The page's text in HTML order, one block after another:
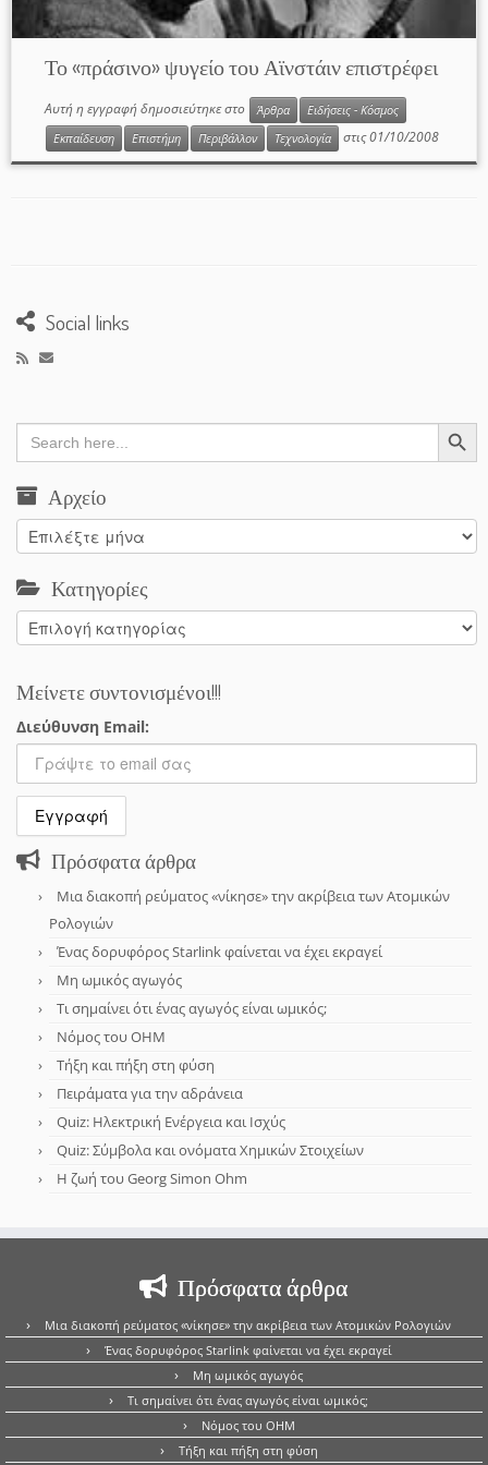
Το «πράσινο» ψυγείο του Αϊνστάιν επιστρέφει
Αυτή η εγγραφή δημοσιεύτηκε στο Άρθρα
Ειδήσεις - Κόσμος
Εκπαίδευση
Επιστήμη Περιβάλλον Τεχνολογία στις01/10/2008
Social links
Search
for:
Search Button
Αρχείο
Αρχείο
Κατηγορίες
Κατηγορίες
Μείνετε συντονισμένοι!!!
Διεύθυνση Email:
Πρόσφατα άρθρα
Μια διακοπή ρεύματος «νίκησε» την ακρίβεια των Ατομικών
Ρολογιών
Ένας δορυφόρος Starlink φαίνεται να έχει εκραγεί
Μη ωμικός αγωγός
Τι σημαίνει ότι ένας αγωγός είναι ωμικός;
Νόμος του OHM
Τήξη και πήξη στη φύση
Πειράματα για την αδράνεια
Quiz: Ηλεκτρική Ενέργεια και Ισχύς
Quiz: Σύμβολα και ονόματα Χημικών Στοιχείων
Η ζωή του Georg Simon Ohm
Πρόσφατα άρθρα
Μια διακοπή ρεύματος «νίκησε» την ακρίβεια των Ατομικών Ρολογιών
Ένας δορυφόρος Starlink φαίνεται να έχει εκραγεί
Μη ωμικός αγωγός
Τι σημαίνει ότι ένας αγωγός είναι ωμικός;
Νόμος του OHM
Τήξη και πήξη στη φύση